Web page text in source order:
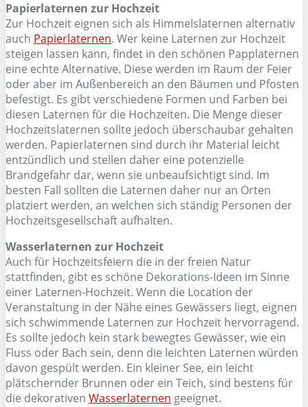
Papierlaternen zur Hochzeit
Zur Hochzeit eignen sich als Himmelslaternen alternativ
auch Papierlaternen. Wer keine Laternen zur Hochzeit
steigen lassen kann, findet in den schönen Papplaternen
eine echte Alternative. Diese werden im Raum der Feier
oder aber im Außenbereich an den Bäumen und Pfosten
befestigt. Es gibt verschiedene Formen und Farben bei
diesen Laternen für die Hochzeiten. Die Menge dieser
Hochzeitslaternen sollte jedoch überschaubar gehalten
werden. Papierlaternen sind durch ihr Material leicht
entzündlich und stellen daher eine potenzielle
Brandgefahr dar, wenn sie unbeaufsichtigt sind. Im
besten Fall sollten die Laternen daher nur an Orten
platziert werden, an welchen sich ständig Personen der
Hochzeitsgesellschaft aufhalten.
Wasserlaternen zur Hochzeit
Auch für Hochzeitsfeiern die in der freien Natur
stattfinden, gibt es schöne Dekorations-Ideen im Sinne
einer Laternen-Hochzeit. Wenn die Location der
Veranstaltung in der Nähe eines Gewässers liegt, eignen
sich schwimmende Laternen zur Hochzeit hervorragend.
Es sollte jedoch kein stark bewegtes Gewässer, wie ein
Fluss oder Bach sein, denn die leichten Laternen würden
davon gespült werden. Ein kleiner See, ein leicht
plätschernder Brunnen oder ein Teich, sind bestens für
die dekorativen Wasserlaternen geeignet.